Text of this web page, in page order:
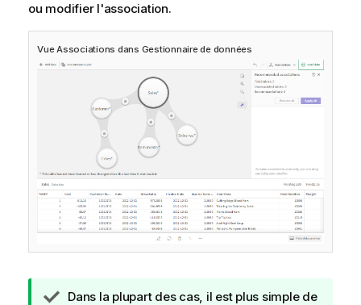
ou modifier l'association.
Vue Associations dans Gestionnaire de données
N
Dans la plupart des cas, il est plus simple de